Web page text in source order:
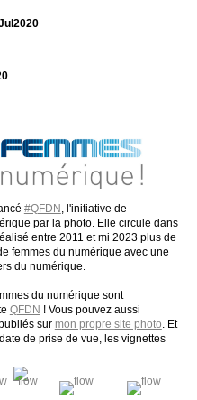
#QFDN
, l'initiative de
par la photo. Elle circule dans
entre 2011 et mi 2023 plus de
femmes du numérique avec une
du numérique.
du numérique sont
QFDN ! Vous pouvez aussi
sur mon propre site photo . Et
de prise de vue, les vignettes